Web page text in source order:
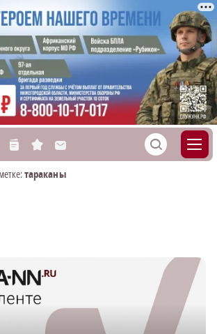
n s M S
тараканы